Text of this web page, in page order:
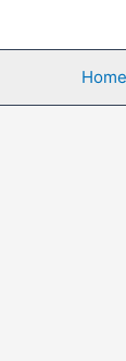
Home